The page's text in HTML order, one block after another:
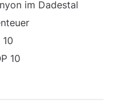
im Dadestal
10